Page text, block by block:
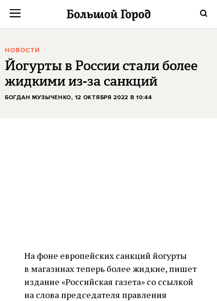
НОВОСТИ
Йогурты в России стали более
жидкими из-за санкций
БОГДАН МУЗЫЧЕНКО, 12 ОКТЯБРЯ 2022 В 10:44
На фоне европейских санкций йогурты
в магазинах теперь более жидкие, пишет
издание «Российская газета» со ссылкой
на слова председателя правления